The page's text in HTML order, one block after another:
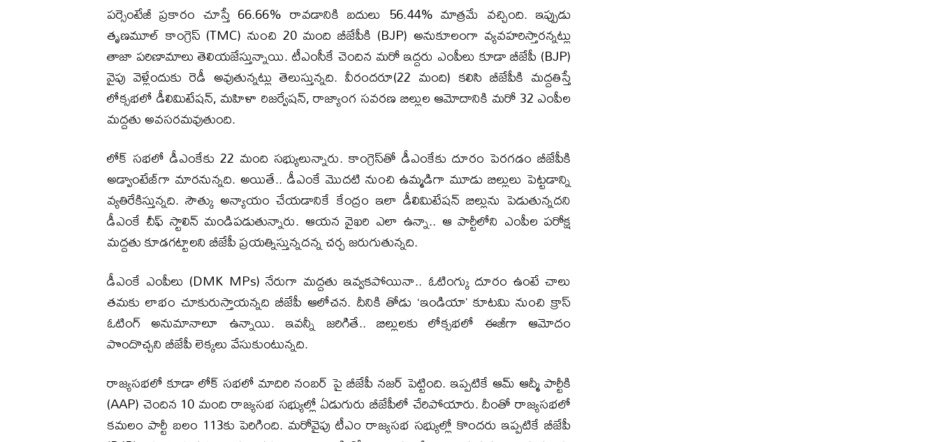
పర్సెంటేజీ ప్రకారం చూస్తే 66.66% రావడానికి బదులు 56.44% మాత్రమే వచ్చింది. ఇప్పుడు
తృణమూల్ కాంగ్రెస్ (TMC) నుంచి 20 మంది బీజేపీకి (BJP) అనుకూలంగా వ్యవహరిస్తారన్నట్లు
తాజా పరిణామాలు తెలియజేస్తున్నాయి. టీఎంసీకే చెందిన మరో ఇద్దరు ఎంపీలు కూడా బీజేపీ (BJP)
వైపు వెళ్లేందుకు రెడీ అవుతున్నట్లు తెలుస్తున్నది. వీరందరూ(22 మంది) కలిసి బీజేపీకి మద్దతిస్తే
లోక్సభలో డీలిమిటేషన్, మహిళా రిజర్వేషన్, రాజ్యాంగ సవరణ బిల్లుల ఆమోదానికి మరో 32 ఎంపీల
మద్దతు అవసరమవుతుంది.
లోక్ సభలో డీఎంకేకు 22 మంది సభ్యులున్నారు. కాంగ్రెస్‌తో డీఎంకేకు దూరం పెరగడం బీజేపీకి
అడ్వాంటేజ్‌గా మారనున్నది. అయితే.. డీఎంకే మొదటి నుంచి ఉమ్మడిగా మూడు బిల్లులు పెట్టడాన్ని
వ్యతిరేకిస్తున్నది. సౌత్కు అన్యాయం చేయడానికే కేంద్రం ఇలా డీలిమిటేషన్ బిల్లును పెడుతున్నదని
డీఎంకే చీఫ్ స్టాలిన్ మండిపడుతున్నారు. ఆయన వైఖరి ఎలా ఉన్నా.. ఆ పార్టీలోని ఎంపీల పరోక్ష
మద్దతు కూడగట్టాలని బీజేపీ ప్రయత్నిస్తున్నదన్న చర్చ జరుగుతున్నది.
డీఎంకే ఎంపీలు (DMK MPs) నేరుగా మద్దతు ఇవ్వకపోయినా.. ఓటింగ్కు దూరం ఉంటే చాలు
తమకు లాభం చూకురుస్తాయన్నది బీజేపీ ఆలోచన. దీనికి తోడు ‘ఇండియా’ కూటమి నుంచి క్రాస్
ఓటింగ్ అనుమానాలూ ఉన్నాయి. ఇవన్నీ జరిగితే.. బిల్లులకు లోక్సభలో ఈజీగా ఆమోదం
పొందొచ్చని బీజేపీ లెక్కలు వేసుకుంటున్నది.
రాజ్యసభలో కూడా లోక్ సభలో మాదిరి నంబర్ పై బీజేపీ నజర్ పెట్టింది. ఇప్పటికే ఆమ్ ఆద్మీ పార్టీకి
(AAP) చెందిన 10 మంది రాజ్యసభ సభ్యుల్లో ఏడుగురు బీజేపీలో చేరిపోయారు. దీంతో రాజ్యసభలో
కమలం పార్టీ బలం 113కు పెరిగింది. మరోవైపు టీఎం రాజ్యసభ సభ్యుల్లో కొందరు ఇప్పటికే బీజేపీ